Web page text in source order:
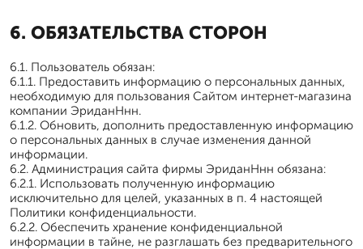
6. ОБЯЗАТЕЛЬСТВА СТОРОН
6.1. Пользователь обязан:
6.1.1. Предоставить информацию о персональных данных,
необходимую для пользования Сайтом интернет-магазина
компании ЭриданНнн.
6.1.2. Обновить, дополнить предоставленную информацию
о персональных данных в случае изменения данной
информации.
6.2. Администрация сайта фирмы ЭриданНнн обязана:
6.2.1. Использовать полученную информацию
исключительно для целей, указанных в п. 4 настоящей
Политики конфиденциальности.
6.2.2. Обеспечить хранение конфиденциальной
информации в тайне, не разглашать без предварительного